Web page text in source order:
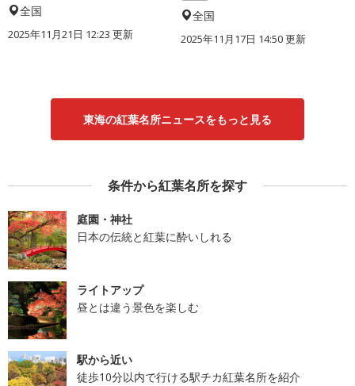
全国
2025年11月21日 12:23 更新
全国
2025年11月17日 14:50 更新
東海の紅葉名所ニュースをもっと見る
条件から紅葉名所を探す
庭園・神社
日本の伝統と紅葉に酔いしれる
ライトアップ
昼とは違う景色を楽しむ
駅から近い
徒歩10分以内で行ける駅チカ紅葉名所を紹介